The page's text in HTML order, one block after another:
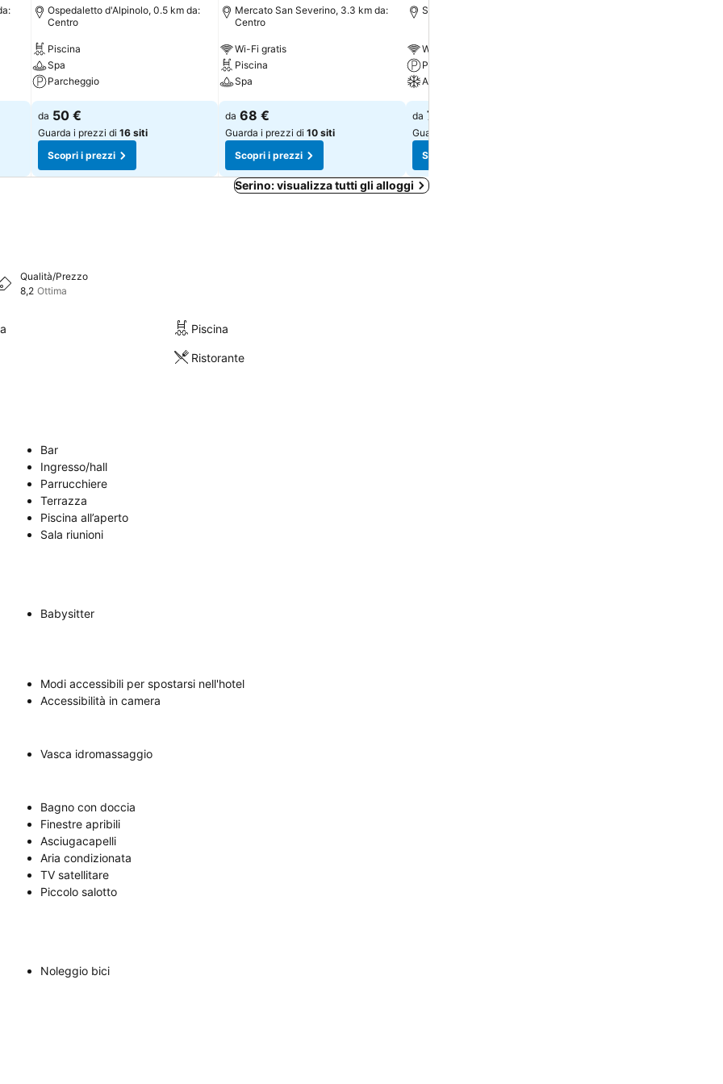
Ospedaletto d'Alpinolo, 0.5 km da:
Centro
Piscina
Spa
Parcheggio
da 50 €
Guarda i prezzi di 16 siti
Scopri i prezzi
Mercato San Severino, 3.3 km da:
Centro
Wi-Fi gratis
Piscina
Spa
da 68 €
Guarda i prezzi di 10 siti
Scopri i prezzi
Salerno, 3.0 km da: Centro
Wi-Fi gratis
Parcheggio
A/C
da 75 €
Guarda i prezzi di
Scopri i prezzi
Serino: visualizza tutti gli alloggi
Qualità/Prezzo
8,2 Ottima
Piscina
Ristorante
Bar
Ingresso/hall
Parrucchiere
Terrazza
Piscina all’aperto
Sala riunioni
Babysitter
Modi accessibili per spostarsi nell'hotel
Accessibilità in camera
Vasca idromassaggio
Bagno con doccia
Finestre apribili
Asciugacapelli
Aria condizionata
TV satellitare
Piccolo salotto
Noleggio bici